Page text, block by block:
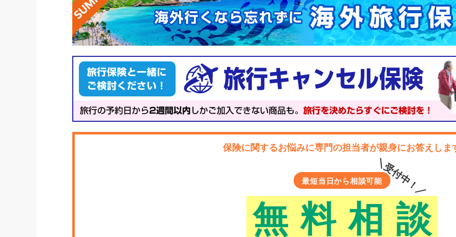
保険に関するお悩みに専門の担当者が親身にお答えしま
最短当日から相談可能
無 料 相 談
＼受付中！／